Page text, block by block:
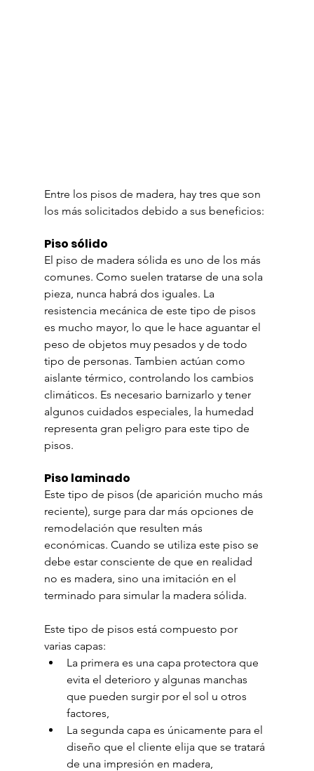
Entre los pisos de madera, hay tres que son
los más solicitados debido a sus beneficios:
Piso sólido
El piso de madera sólida es uno de los más
comunes. Como suelen tratarse de una sola
pieza, nunca habrá dos iguales. La
resistencia mecánica de este tipo de pisos
es mucho mayor, lo que le hace aguantar el
peso de objetos muy pesados y de todo
tipo de personas. Tambien actúan como
aislante térmico, controlando los cambios
climáticos. Es necesario barnizarlo y tener
algunos cuidados especiales, la humedad
representa gran peligro para este tipo de
pisos.
Piso laminado
Este tipo de pisos (de aparición mucho más
reciente), surge para dar más opciones de
remodelación que resulten más
económicas. Cuando se utiliza este piso se
debe estar consciente de que en realidad
no es madera, sino una imitación en el
terminado para simular la madera sólida.
Este tipo de pisos está compuesto por
varias capas:
La primera es una capa protectora que
evita el deterioro y algunas manchas
que pueden surgir por el sol u otros
factores,
La segunda capa es únicamente para el
diseño que el cliente elija que se tratará
de una impresión en madera,